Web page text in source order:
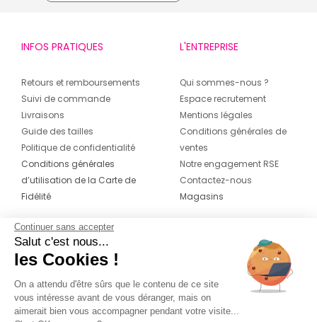
INFOS PRATIQUES
Retours et remboursements
Suivi de commande
Livraisons
Guide des tailles
Politique de confidentialité
Conditions générales
d’utilisation de la Carte de
Fidélité
L'ENTREPRISE
Qui sommes-nous ?
Espace recrutement
Mentions légales
Conditions générales de
ventes
Notre engagement RSE
Contactez-nous
Magasins
CONTACT
04 42 20 78 42
Du lundi au jeudi de 8h30 à 16h30 & le
vendredi de 8h30 à 15h30
Continuer sans accepter
Salut c'est nous...
les Cookies !
On a attendu d'être sûrs que le contenu de ce site
vous intéresse avant de vous déranger, mais on
aimerait bien vous accompagner pendant votre visite...